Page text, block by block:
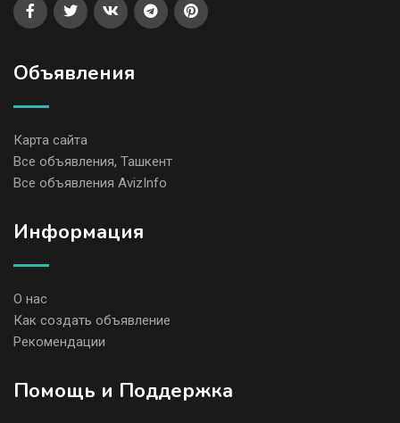
Объявления
Карта сайта
Все объявления, Ташкент
Все объявления AvizInfo
Информация
О нас
Как создать объявление
Рекомендации
Помощь и Поддержка